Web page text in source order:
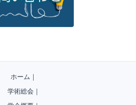
ホーム ｜
学術総会 ｜